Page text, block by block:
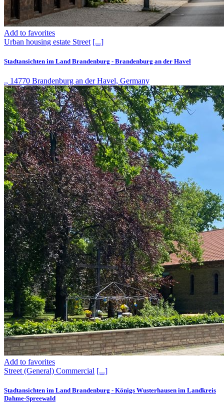
Add to favorites
Urban housing estate Street [...]
Stadtansichten im Land Brandenburg - Brandenburg an der Havel
., 14770 Brandenburg an der Havel, Germany
Add to favorites
Street (General) Commercial [...]
Stadtansichten im Land Brandenburg - Königs Wusterhausen im Landkreis
Dahme-Spreewald